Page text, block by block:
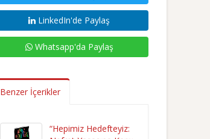
LinkedIn'de Paylaş
Whatsapp'da Paylaş
Benzer İçerikler
“Hepimiz Hedefteyiz: